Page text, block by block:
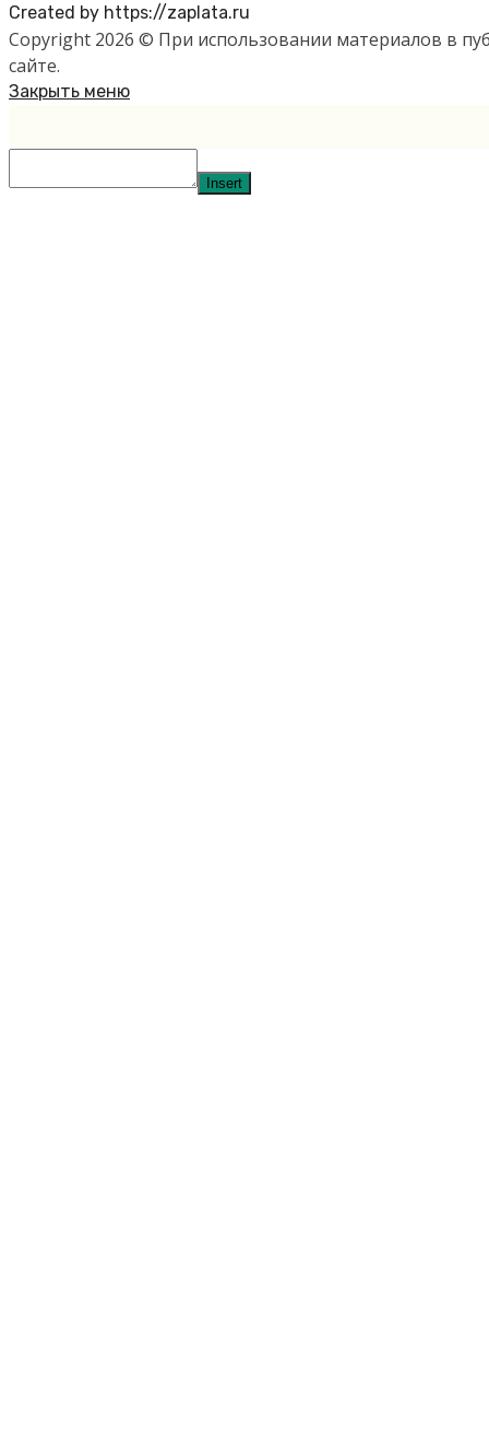
Created by https://zaplata.ru
Copyright 2026 © При использовании материалов в
сайте.
Закрыть меню
Insert